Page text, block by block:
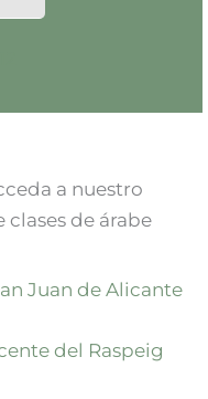
a nuestro
de árabe
Juan de Alicante
del Raspeig